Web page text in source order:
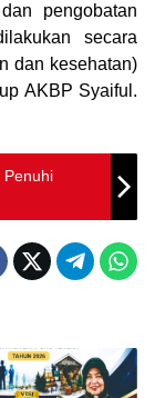
pengobatan
secara
dan kesehatan)
AKBP Syaiful.
Penuhi